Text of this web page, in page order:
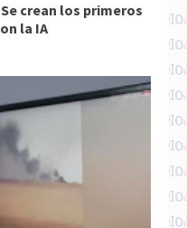
crean los primeros
la IA